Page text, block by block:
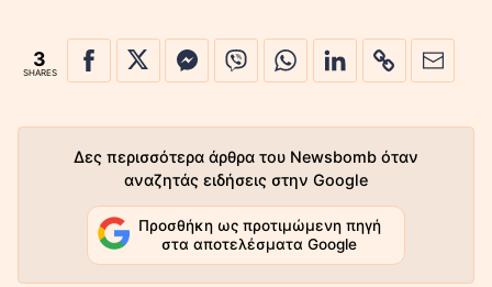
3
SHARES
Δες περισσότερα άρθρα του Newsbomb όταν
αναζητάς ειδήσεις στην Google
Προσθήκη ως προτιμώμενη πηγή
στα αποτελέσματα Google